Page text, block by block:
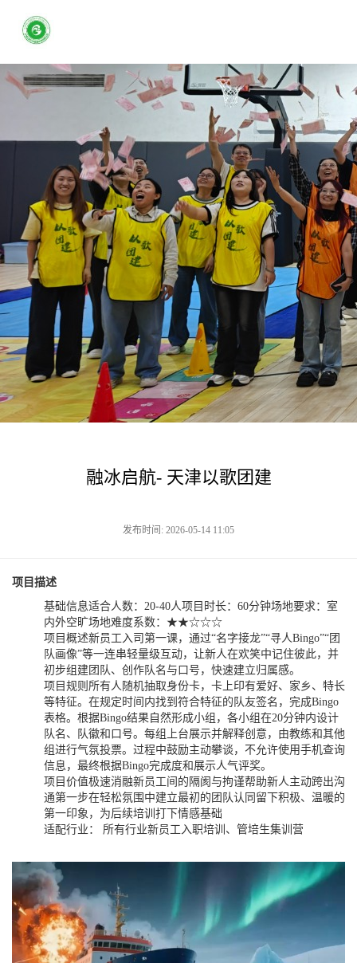
融冰启航- 天津以歌团建
发布时间: 2026-05-14 11:05
项目描述
基础信息适合人数：20-40人项目时长：60分钟场地要求：室
内外空旷场地难度系数：★★☆☆☆
项目概述新员工入司第一课，通过“名字接龙”“寻人Bingo”“团
队画像”等一连串轻量级互动，让新人在欢笑中记住彼此，并
初步组建团队、创作队名与口号，快速建立归属感。
项目规则所有人随机抽取身份卡，卡上印有爱好、家乡、特长
等特征。在规定时间内找到符合特征的队友签名，完成Bingo
表格。根据Bingo结果自然形成小组，各小组在20分钟内设计
队名、队徽和口号。每组上台展示并解释创意，由教练和其他
组进行气氛投票。过程中鼓励主动攀谈，不允许使用手机查询
信息，最终根据Bingo完成度和展示人气评奖。
项目价值极速消融新员工间的隔阂与拘谨帮助新人主动跨出沟
通第一步在轻松氛围中建立最初的团队认同留下积极、温暖的
第一印象，为后续培训打下情感基础
适配行业： 所有行业新员工入职培训、管培生集训营